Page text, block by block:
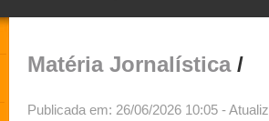
Matéria Jornalística/
Publicada em: 26/06/2026 10:05 -